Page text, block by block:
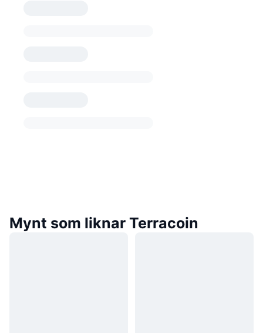
Mynt som liknar Terracoin